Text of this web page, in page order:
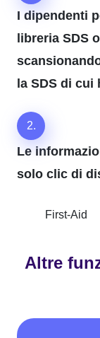
I dipendenti
libreria SDS
la SDS di
2.
Le
solo clic di
First-Aid
Altre